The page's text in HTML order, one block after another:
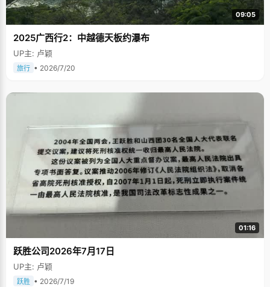
09:05
2025广西行2：中越德天板约瀑布
UP主: 卢颖
旅行 • 2026/7/20
01:16
跃胜公司2026年7月17日
UP主: 卢颖
跃胜 • 2026/7/19